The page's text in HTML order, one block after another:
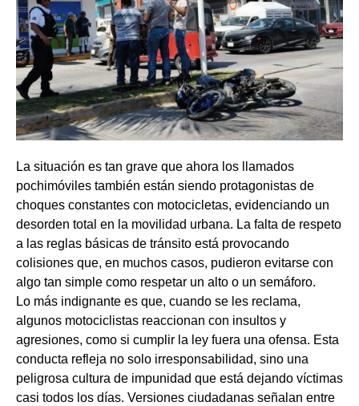
La situación es tan grave que ahora los llamados
pochimóviles también están siendo protagonistas de
choques constantes con motocicletas, evidenciando un
desorden total en la movilidad urbana. La falta de respeto
a las reglas básicas de tránsito está provocando
colisiones que, en muchos casos, pudieron evitarse con
algo tan simple como respetar un alto o un semáforo.
Lo más indignante es que, cuando se les reclama,
algunos motociclistas reaccionan con insultos y
agresiones, como si cumplir la ley fuera una ofensa. Esta
conducta refleja no solo irresponsabilidad, sino una
peligrosa cultura de impunidad que está dejando víctimas
casi todos los días. Versiones ciudadanas señalan entre